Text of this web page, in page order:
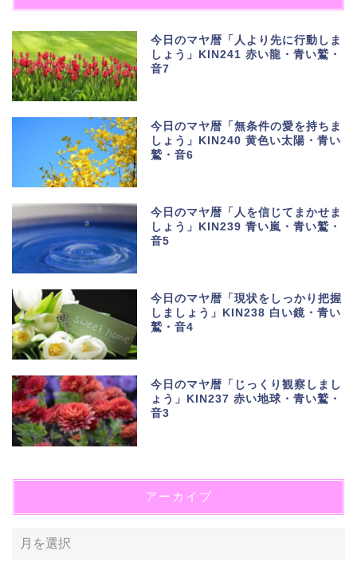
今日のマヤ暦「人より先に行動しま
しょう」KIN241 赤い龍・青い鷲・
音7
今日のマヤ暦「無条件の愛を持ちま
しょう」KIN240 黄色い太陽・青い
鷲・音6
今日のマヤ暦「人を信じてまかせま
しょう」KIN239 青い嵐・青い鷲・
音5
今日のマヤ暦「現状をしっかり把握
しましょう」KIN238 白い鏡・青い
鷲・音4
今日のマヤ暦「じっくり観察しまし
ょう」KIN237 赤い地球・青い鷲・
音3
アーカイブ